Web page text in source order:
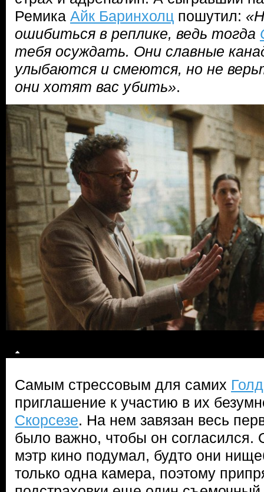
Ремика Айк Баринхолц пошутил:
ошибиться в реплике, ведь тогда
тебя осуждать. Они славные
улыбаются и смеются, но не
они хотят вас убить».
Самым стрессовым для самих
приглашение к участию в их
Скорсезе. На нем завязан весь
было важно, чтобы он согласился.
мэтр кино подумал, будто они
только одна камера, поэтому